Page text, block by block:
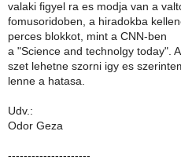
valaki figyel ra es modja van a
fomusoridoben, a hiradokba
perces blokkot, mint a CNN-ben
a "Science and technolgy today".
szet lehetne szorni igy es
lenne a hatasa.
Udv.:
Odor Geza
---------------------